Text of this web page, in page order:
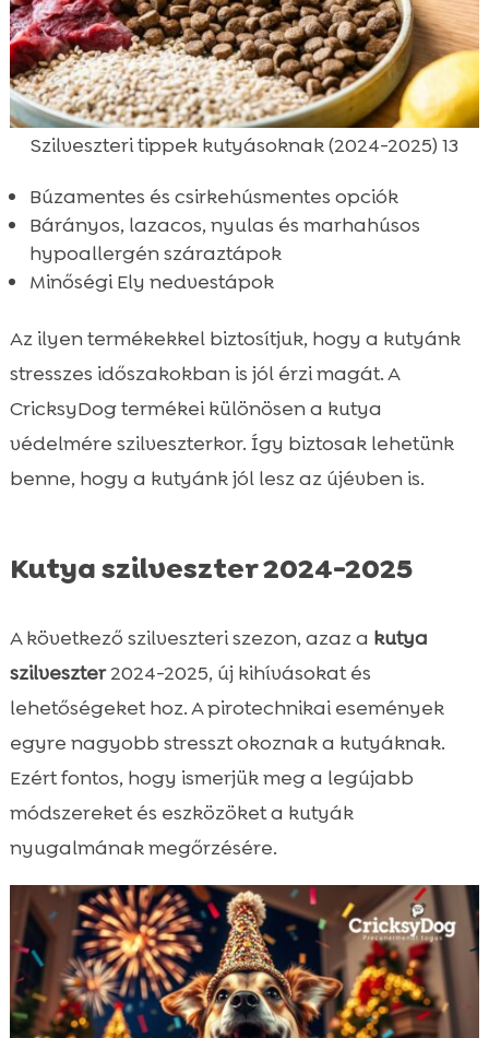
Szilveszteri tippek kutyásoknak (2024-2025) 13
Búzamentes és csirkehúsmentes opciók
Bárányos, lazacos, nyulas és marhahúsos
hypoallergén száraztápok
Minőségi Ely nedvestápok
Az ilyen termékekkel biztosítjuk, hogy a kutyánk
stresszes időszakokban is jól érzi magát. A
CricksyDog termékei különösen a kutya
védelmére szilveszterkor. Így biztosak lehetünk
benne, hogy a kutyánk jól lesz az újévben is.
Kutya szilveszter 2024-2025
A következő szilveszteri szezon, azaz a kutya
szilveszter2024-2025, új kihívásokat és
lehetőségeket hoz. A pirotechnikai események
egyre nagyobb stresszt okoznak a kutyáknak.
Ezért fontos, hogy ismerjük meg a legújabb
módszereket és eszközöket a kutyák
nyugalmának megőrzésére.